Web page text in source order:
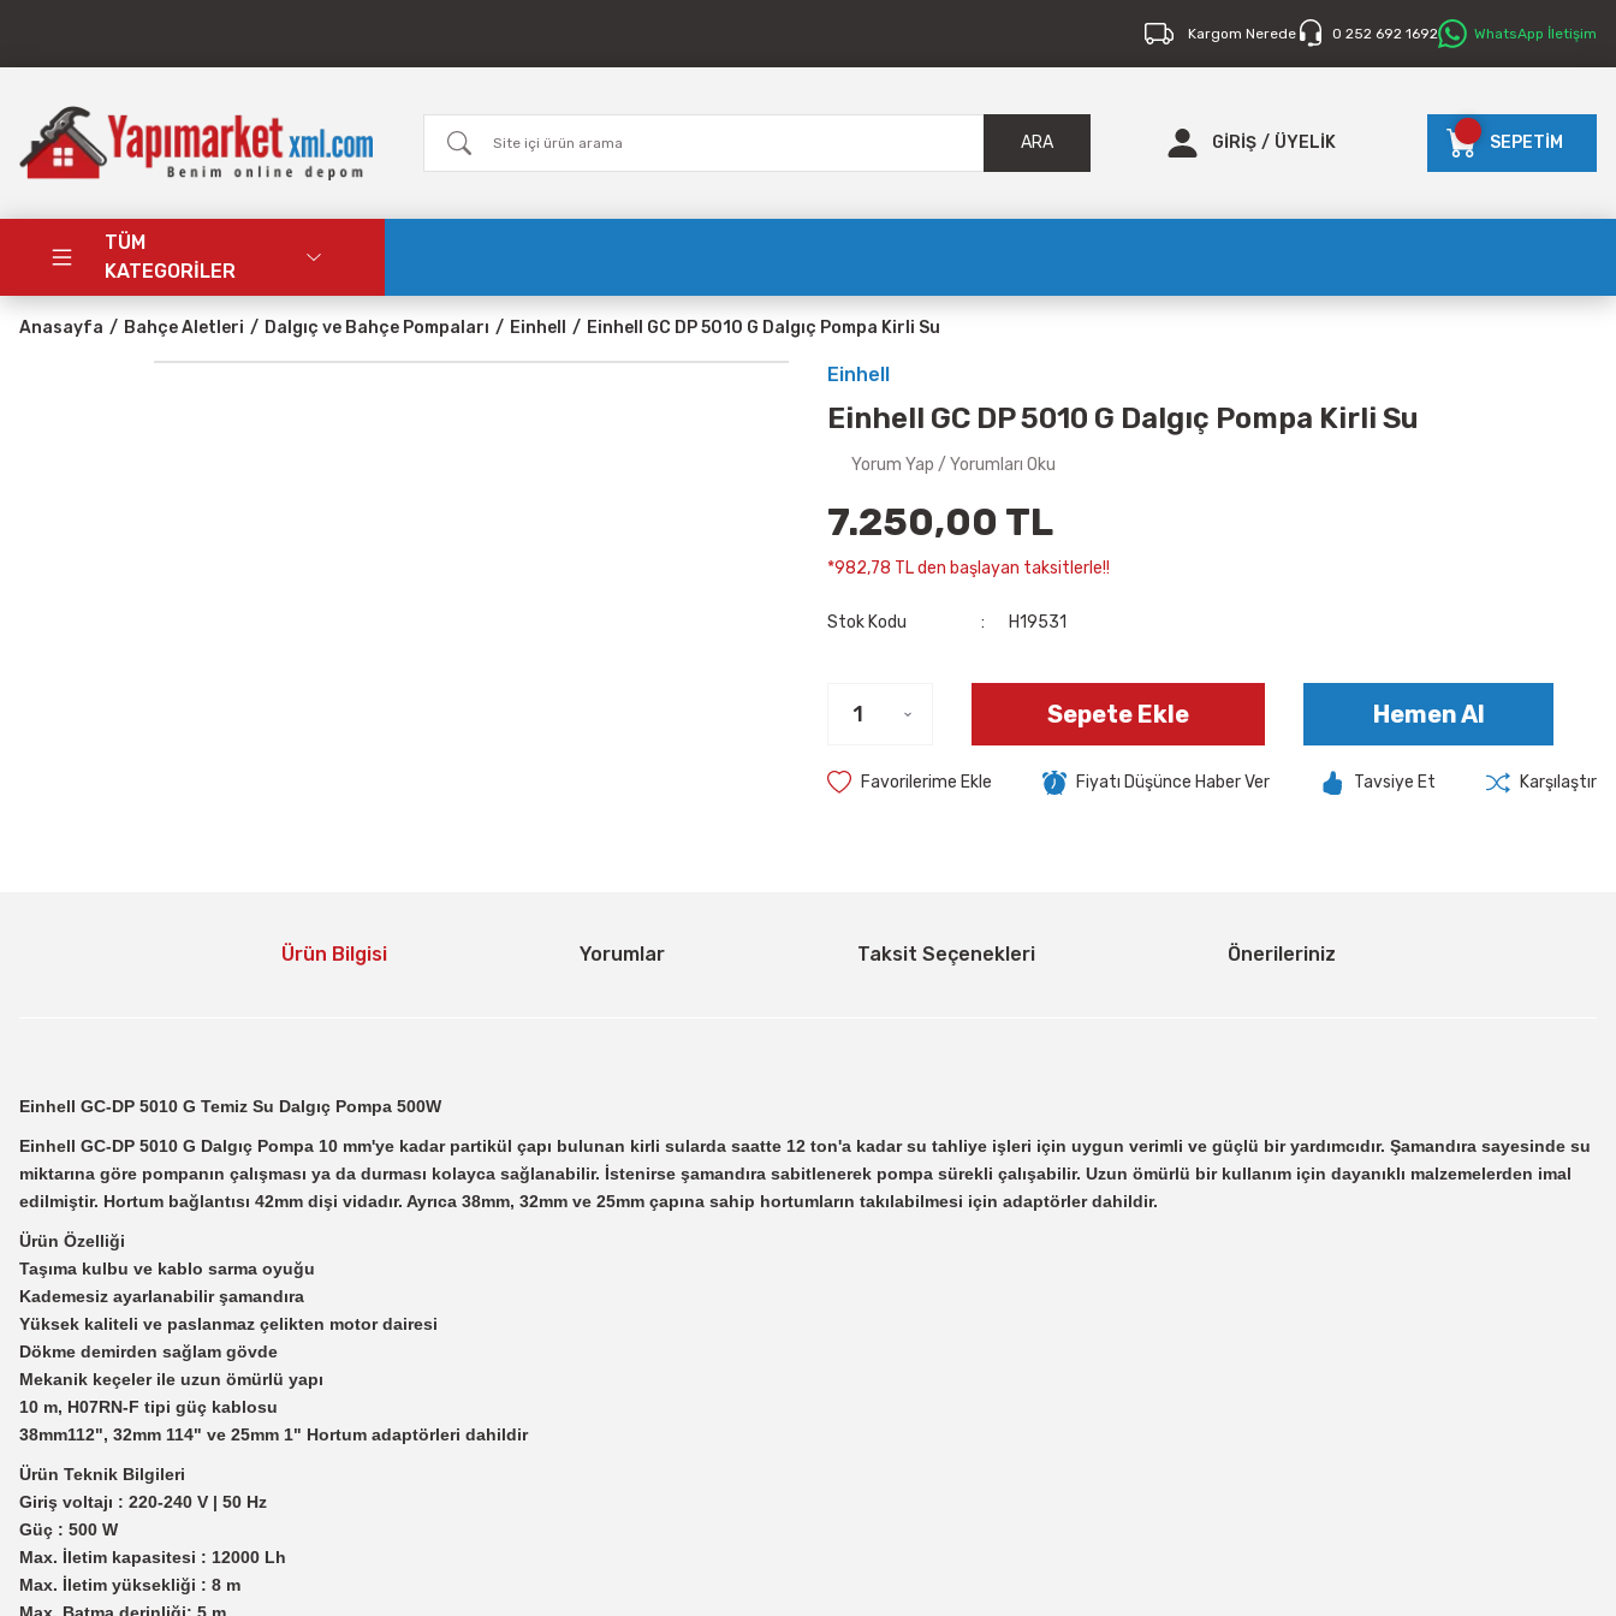
Kargom Nerede 0 252 692 1692 WhatsApp İletişim
ARA GİRİŞ / ÜYELİK SEPETİM
TÜM
KATEGORİLER
Anasayfa Bahçe Aletleri Dalgıç ve Bahçe Pompaları Einhell Einhell GC DP 5010 G Dalgıç Pompa Kirli Su
Einhell
Einhell GC DP 5010 G Dalgıç Pompa Kirli Su
Yorum Yap / Yorumları Oku
7.250,00 TL
*982,78 TL den başlayan taksitlerle!!
Stok Kodu H19531
Sepete Ekle Hemen Al
Fiyatı Düşünce Haber Ver Tavsiye Et Karşılaştır
Ürün Bilgisi Yorumlar Taksit Seçenekleri Önerileriniz
Einhell GC-DP 5010 G Temiz Su Dalgıç Pompa 500W
Einhell GC-DP 5010 G Dalgıç Pompa 10 mm'ye kadar partikül çapı bulunan kirli sularda saatte 12 ton'a kadar su tahliye işleri için uygun verimli ve güçlü bir yardımcıdır. Şamandıra sayesinde su
miktarına göre pompanın çalışması ya da durması kolayca sağlanabilir. İstenirse şamandıra sabitlenerek pompa sürekli çalışabilir. Uzun ömürlü bir kullanım için dayanıklı malzemelerden imal
edilmiştir. Hortum bağlantısı 42mm dişi vidadır. Ayrıca 38mm, 32mm ve 25mm çapına sahip hortumların takılabilmesi için adaptörler dahildir.
Ürün Özelliği
Taşıma kulbu ve kablo sarma oyuğu
Kademesiz ayarlanabilir şamandıra
Yüksek kaliteli ve paslanmaz çelikten motor dairesi
Dökme demirden sağlam gövde
Mekanik keçeler ile uzun ömürlü yapı
10 m, H07RN-F tipi güç kablosu
38mm112", 32mm 114" ve 25mm 1" Hortum adaptörleri dahildir
Ürün Teknik Bilgileri
Giriş voltajı : 220-240 V | 50 Hz
Güç : 500 W
Max. İletim kapasitesi : 12000 Lh
Max. İletim yüksekliği : 8 m